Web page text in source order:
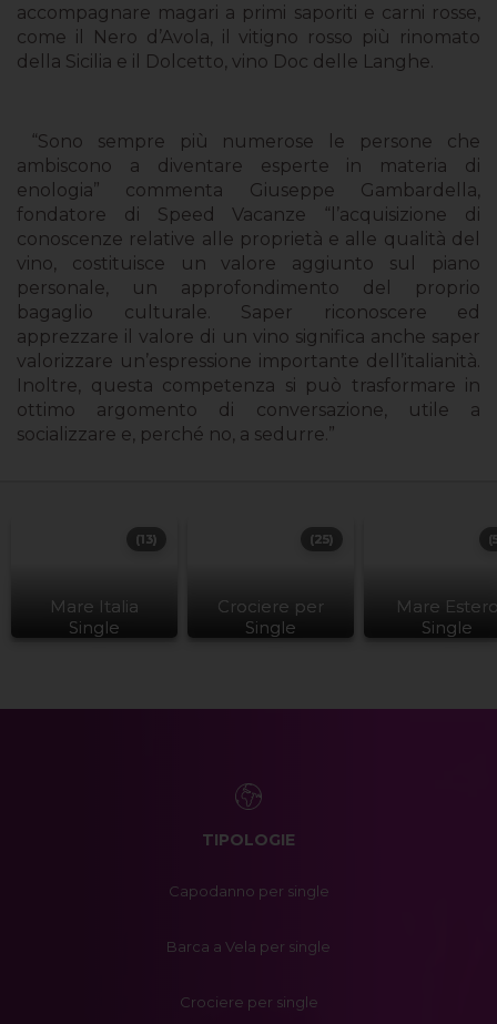
accompagnare magari a primi saporiti e carni rosse,
come il Nero d’Avola, il vitigno rosso più rinomato
della Sicilia e il Dolcetto, vino Doc delle Langhe.
“Sono sempre più numerose le persone che
ambiscono a diventare esperte in materia di
enologia” commenta Giuseppe Gambardella,
fondatore di Speed Vacanze “l’acquisizione di
conoscenze relative alle proprietà e alle qualità del
vino, costituisce un valore aggiunto sul piano
personale, un approfondimento del proprio
bagaglio culturale. Saper riconoscere ed
apprezzare il valore di un vino significa anche saper
valorizzare un’espressione importante dell’italianità.
Inoltre, questa competenza si può trasformare in
ottimo argomento di conversazione, utile a
socializzare e, perché no, a sedurre.”
Mare Italia
Single
(13)
Crociere per
Single
(25)
Mare
Single
TIPOLOGIE
Capodanno per single
Barca a Vela per single
Crociere per single